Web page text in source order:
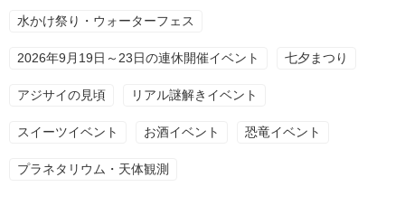
水かけ祭り・ウォーターフェス
2026年9月19日～23日の連休開催イベント 七夕まつり
アジサイの見頃 リアル謎解きイベント
スイーツイベント お酒イベント 恐竜イベント
プラネタリウム・天体観測